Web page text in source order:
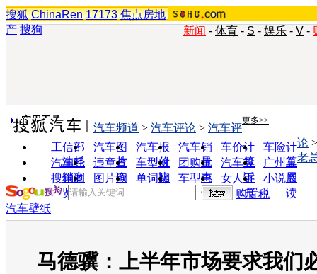
搜狐 ChinaRen 17173 焦点房地
产 搜狗 新闻 - 体育 - S - 娱乐 - V -
实用工具 更多>>
工信部
油耗
汽车图
片
汽车报
价
汽车销
量
车价计
算
车险计
算
汽车经
销商
违章查
询
车型对
比
团购优
惠
汽车投
诉
广州车
展
搜狗浏
览器
图片欣
赏
单词翻
车型查
询
女人宝
典
小说阅
读
汽车频道 > 汽车评论 > 汽车评
论
老
购置税
汽车壁纸
马德骥：上半年市场要求我们